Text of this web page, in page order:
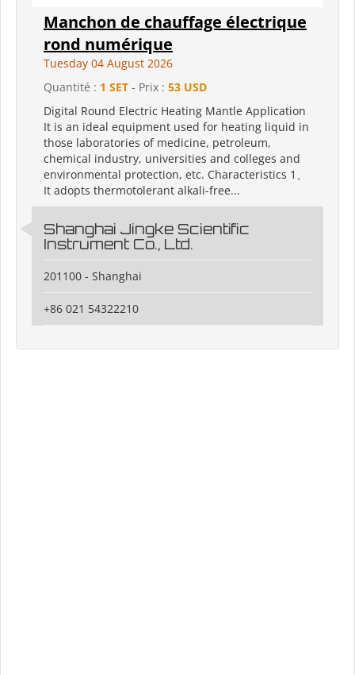
Manchon de chauffage électrique
rond numérique
Tuesday 04 August 2026
Quantité : 1 SET - Prix : 53 USD
Digital Round Electric Heating Mantle Application
It is an ideal equipment used for heating liquid in
those laboratories of medicine, petroleum,
chemical industry, universities and colleges and
environmental protection, etc. Characteristics 1、
It adopts thermotolerant alkali-free...
Shanghai Jingke Scientific
Instrument Co., Ltd.
201100 - Shanghai
+86 021 54322210